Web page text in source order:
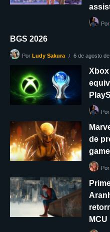
Por
BGS 2026
Por Ludy Sakura 6 de agosto
Por
de
Por
MCU